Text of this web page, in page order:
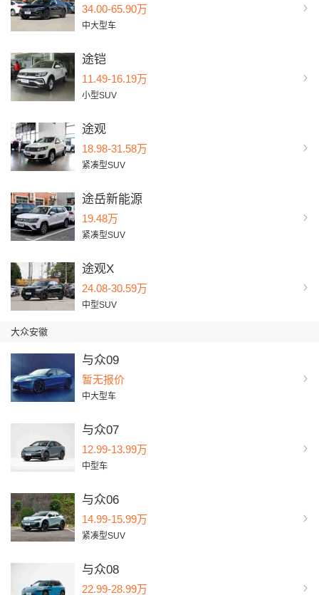
34.00-65.90万
中大型车
途铠
11.49-16.19万
小型SUV
途观
18.98-31.58万
紧凑型SUV
途岳新能源
19.48万
紧凑型SUV
途观X
24.08-30.59万
中型SUV
大众安徽
与众09
暂无报价
中大型车
与众07
12.99-13.99万
中型车
与众06
14.99-15.99万
紧凑型SUV
与众08
22.99-28.99万